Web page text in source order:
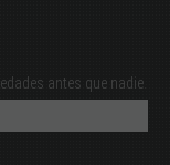
antes que nadie.